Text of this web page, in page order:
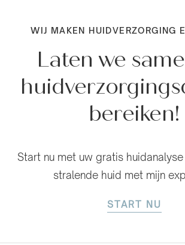
WIJ MAKEN HUIDVERZORGING
Laten we
bereiken!
Start nu met uw gratis
stralende huid met mijn
START NU